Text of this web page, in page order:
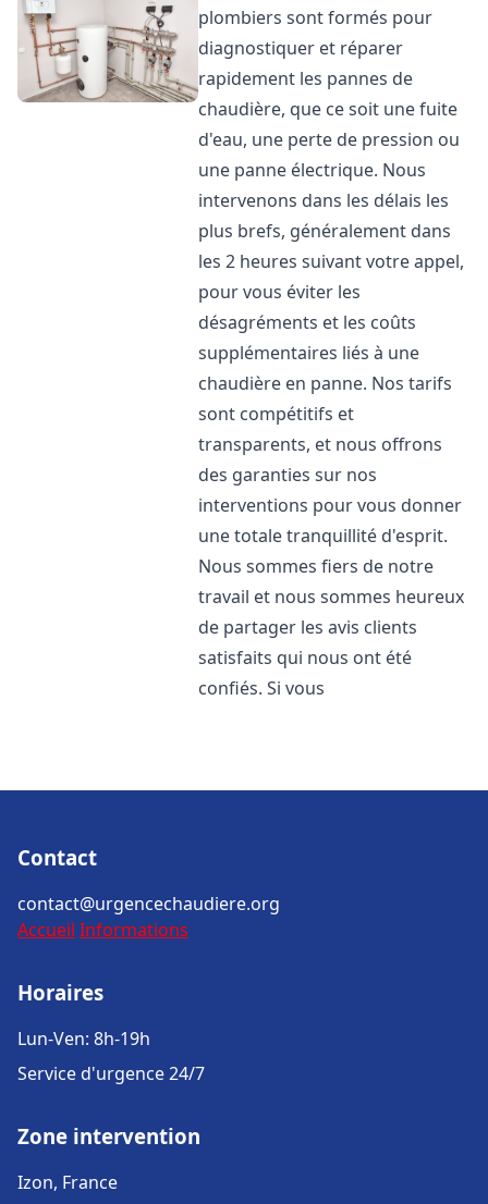
plombiers sont formés pour
diagnostiquer et réparer
rapidement les pannes de
chaudière, que ce soit une fuite
d'eau, une perte de pression ou
une panne électrique. Nous
intervenons dans les délais les
plus brefs, généralement dans
les 2 heures suivant votre appel,
pour vous éviter les
désagréments et les coûts
supplémentaires liés à une
chaudière en panne. Nos tarifs
sont compétitifs et
transparents, et nous offrons
des garanties sur nos
interventions pour vous donner
une totale tranquillité d'esprit.
Nous sommes fiers de notre
travail et nous sommes heureux
de partager les avis clients
satisfaits qui nous ont été
confiés. Si vous
Contact
contact@urgencechaudiere.org
Accueil Informations
Horaires
Lun-Ven: 8h-19h
Service d'urgence 24/7
Zone intervention
Izon, France